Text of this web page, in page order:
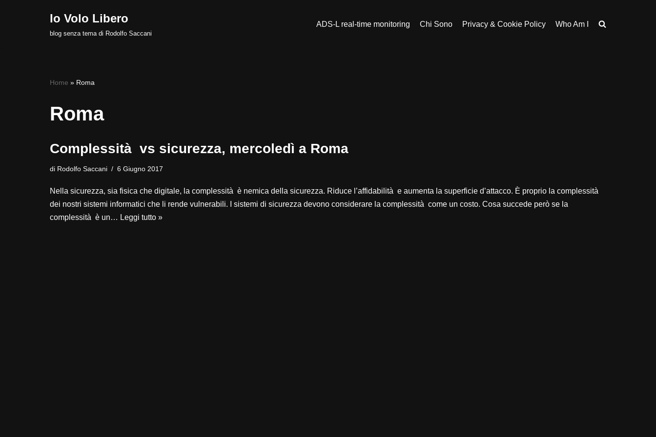
Io Volo Libero
blog senza tema di Rodolfo Saccani
ADS-L real-time monitoring Chi Sono Privacy & Cookie Policy Who Am I
Home » Roma
Roma
Complessità vs sicurezza, mercoledì a Roma
di Rodolfo Saccani 6 Giugno 2017
Nella sicurezza, sia fisica che digitale, la complessità è nemica della sicurezza. Riduce l’affidabilità e aumenta la superficie d’attacco. È proprio la complessità
dei nostri sistemi informatici che li rende vulnerabili. I sistemi di sicurezza devono considerare la complessità come un costo. Cosa succede però se la
complessità è un… Leggi tutto »